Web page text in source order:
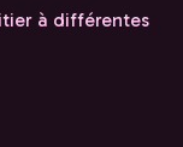
à différentes